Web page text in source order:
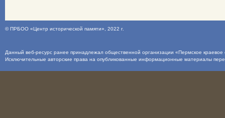
©ПРБОО «Центр исторической памяти» , 2022 г.
Данный веб-ресурс ранее принадлежал общественной организации «Пермское
Исключительные авторские права на опубликованные информационные материалы